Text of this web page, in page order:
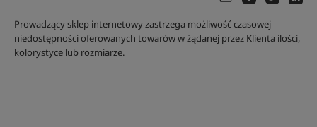
Prowadzący sklep internetowy zastrzega możliwość czasowej
niedostępności oferowanych towarów w żądanej przez Klienta ilości,
kolorystyce lub rozmiarze.